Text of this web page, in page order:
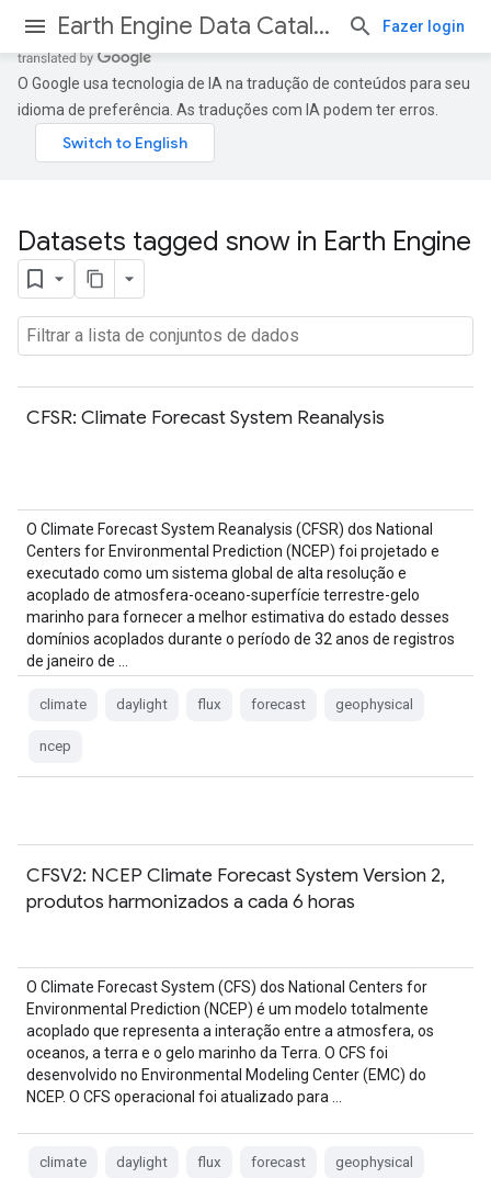
Earth Engine Data Catalog Fazer login
O Google usa tecnologia de IA na tradução de conteúdos para seu
idioma de preferência. As traduções com IA podem ter erros.
Datasets tagged snow in Earth Engine
CFSR: Climate Forecast System Reanalysis
O Climate Forecast System Reanalysis (CFSR) dos National
Centers for Environmental Prediction (NCEP) foi projetado e
executado como um sistema global de alta resolução e
acoplado de atmosfera-oceano-superfície terrestre-gelo
marinho para fornecer a melhor estimativa do estado desses
domínios acoplados durante o período de 32 anos de registros
de janeiro de …
climate daylight flux forecast geophysical
ncep
CFSV2: NCEP Climate Forecast System Version 2,
produtos harmonizados a cada 6 horas
O Climate Forecast System (CFS) dos National Centers for
Environmental Prediction (NCEP) é um modelo totalmente
acoplado que representa a interação entre a atmosfera, os
oceanos, a terra e o gelo marinho da Terra. O CFS foi
desenvolvido no Environmental Modeling Center (EMC) do
NCEP. O CFS operacional foi atualizado para …
climate daylight flux forecast geophysical